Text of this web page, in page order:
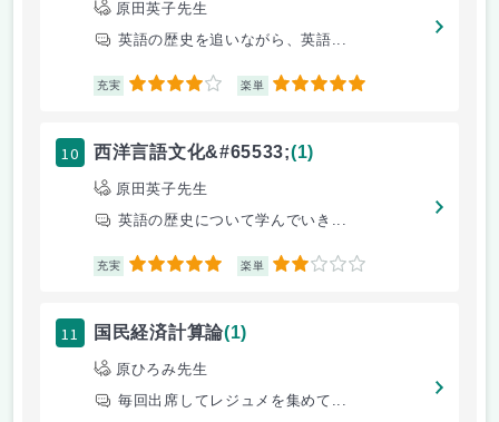
原田英子先生
英語の歴史を追いながら、英語...
充実 4 楽単 5
10 西洋言語文化&#65533;(1)
原田英子先生
英語の歴史について学んでいき...
充実 5 楽単 2
11 国民経済計算論(1)
原ひろみ先生
毎回出席してレジュメを集めて...